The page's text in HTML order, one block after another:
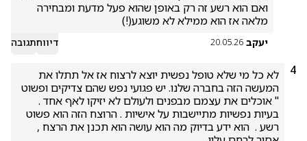
מלאה אז הוא ממילא לא משוגע(!)
יעקב 20.05.26 דיווחתגובה
4